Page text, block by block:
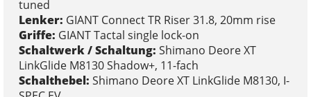
tuned
Lenker: GIANT Connect TR Riser 31.8, 20mm rise
Griffe: GIANT Tactal single lock-on
Schaltwerk / Schaltung: Shimano Deore XT
LinkGlide M8130 Shadow+, 11-fach
Schalthebel: Shimano Deore XT LinkGlide M8130, I-